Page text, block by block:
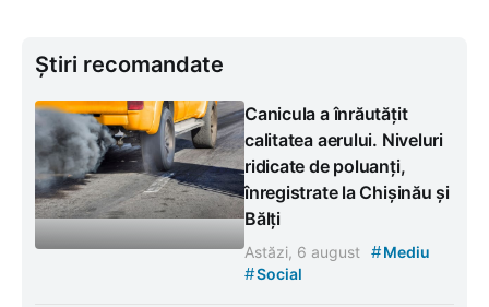
Știri recomandate
Canicula a înrăutățit
calitatea aerului. Niveluri
ridicate de poluanți,
înregistrate la Chișinău și
Bălți
Astăzi, 6 august #Mediu
#Social